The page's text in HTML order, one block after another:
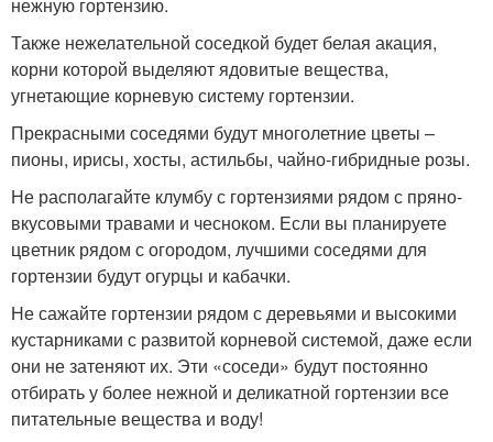
Также нежелательной соседкой будет белая акация,
корни которой выделяют ядовитые вещества,
угнетающие корневую систему гортензии.
Прекрасными соседями будут многолетние цветы –
пионы, ирисы, хосты, астильбы, чайно-гибридные розы.
Не располагайте клумбу с гортензиями рядом с пряно-
вкусовыми травами и чесноком. Если вы планируете
цветник рядом с огородом, лучшими соседями для
гортензии будут огурцы и кабачки.
Не сажайте гортензии рядом с деревьями и высокими
кустарниками с развитой корневой системой, даже если
они не затеняют их. Эти «соседи» будут постоянно
отбирать у более нежной и деликатной гортензии все
питательные вещества и воду!